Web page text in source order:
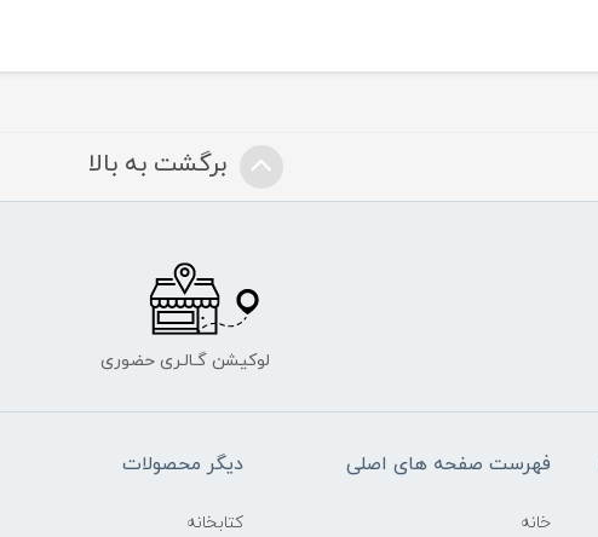
برگشت به بالا
لوکیشن گـالـری حضوری
فهرست صفحه های اصلی
خانه
دیگر محصولات
کتابخانه